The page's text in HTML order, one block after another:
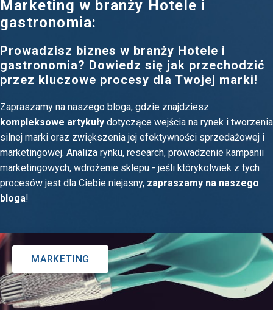
Marketing w branży Hotele i
gastronomia:
Prowadzisz biznes w branży Hotele i
gastronomia? Dowiedz się jak przechodzić
przez kluczowe procesy dla Twojej marki!
Zapraszamy na naszego bloga, gdzie znajdziesz
kompleksowe artykuły dotyczące wejścia na rynek i tworzenia
silnej marki oraz zwiększenia jej efektywności sprzedażowej i
marketingowej. Analiza rynku, research, prowadzenie kampanii
marketingowych, wdrożenie sklepu - jeśli którykolwiek z tych
procesów jest dla Ciebie niejasny, zapraszamy na naszego
bloga!
MARKETING